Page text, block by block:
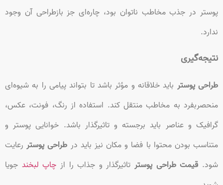
پوستر در جذب مخاطب ناتوان بود، چاره‌ای جز بازطراحی آن وجود
ندارد.
نتیجه‌گیری
طراحی پوستر باید خلاقانه و مؤثر باشد تا بتواند پیامی را به شیوه‌ای
منحصربفرد به مخاطب منتقل کند. استفاده از رنگ، فونت، عکس،
گرافیک و عناصر باید برجسته و تاثیرگذار باشد. خوانایی پوستر و
متناسب بودن محتوا با فضا و مکان نیز باید در طراحی پوستررعایت
شود. قیمت طراحی پوسترتاثیرگذار و جذاب را از چاپ لبخند جویا